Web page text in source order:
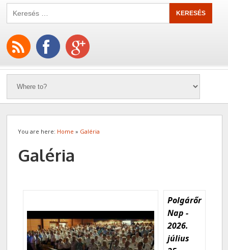
You are here: Home » Galéria
Galéria
Polgárőr
Nap -
2026.
július